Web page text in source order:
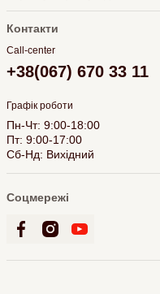
Контакти
Call-center
+38(067) 670 33 11
Графік роботи
Пн-Чт: 9:00-18:00
Пт: 9:00-17:00
Сб-Нд: Вихідний
Соцмережі